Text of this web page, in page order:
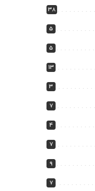
38
5
5
13
3
7
4
7
9
7